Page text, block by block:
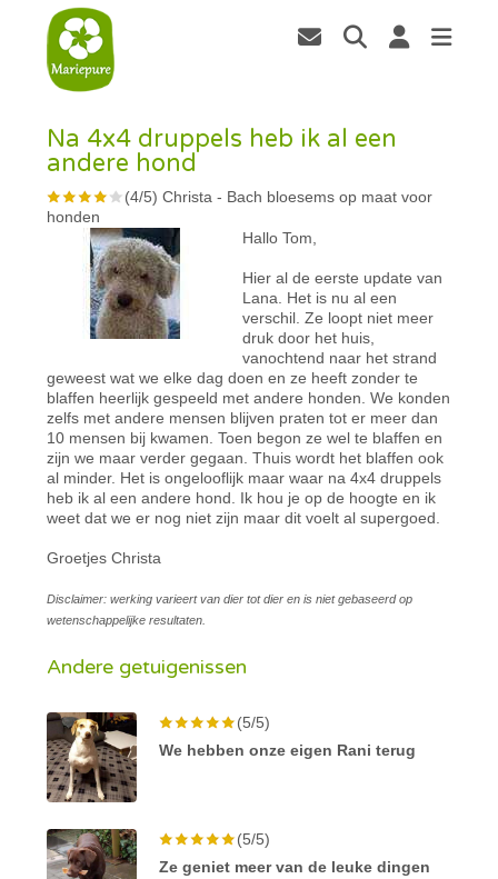
Na 4x4 druppels heb ik al een
andere hond
(4/5)Christa - Bach bloesems op maat voor
honden
Hallo Tom,
Hier al de eerste update van
Lana. Het is nu al een
verschil. Ze loopt niet meer
druk door het huis,
vanochtend naar het strand
geweest wat we elke dag doen en ze heeft zonder te
blaffen heerlijk gespeeld met andere honden. We konden
zelfs met andere mensen blijven praten tot er meer dan
10 mensen bij kwamen. Toen begon ze wel te blaffen en
zijn we maar verder gegaan. Thuis wordt het blaffen ook
al minder. Het is ongelooflijk maar waar na 4x4 druppels
heb ik al een andere hond. Ik hou je op de hoogte en ik
weet dat we er nog niet zijn maar dit voelt al supergoed.
Groetjes Christa
Disclaimer: werking varieert van dier tot dier en is niet gebaseerd op
wetenschappelijke resultaten.
Andere getuigenissen
(5/5)
We hebben onze eigen Rani terug
(5/5)
Ze geniet meer van de leuke dingen